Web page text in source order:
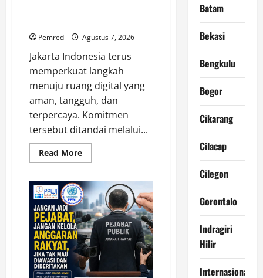
Pemred Agustus 7, 2026
Jakarta Indonesia terus
memperkuat langkah
menuju ruang digital yang
aman, tangguh, dan
terpercaya. Komitmen
tersebut ditandai melalui...
Read MoreRead
more
Launching
NCC
2026,
APTIKNAS
Dorong
Percepatan
RUU
KKS
untuk
Memperkuat
Kedaulatan
Digital
Batam
Bekasi
Bengkulu
Bogor
Cikarang
Cilacap
Cilegon
Gorontalo
Indragiri
Hilir
Internasional